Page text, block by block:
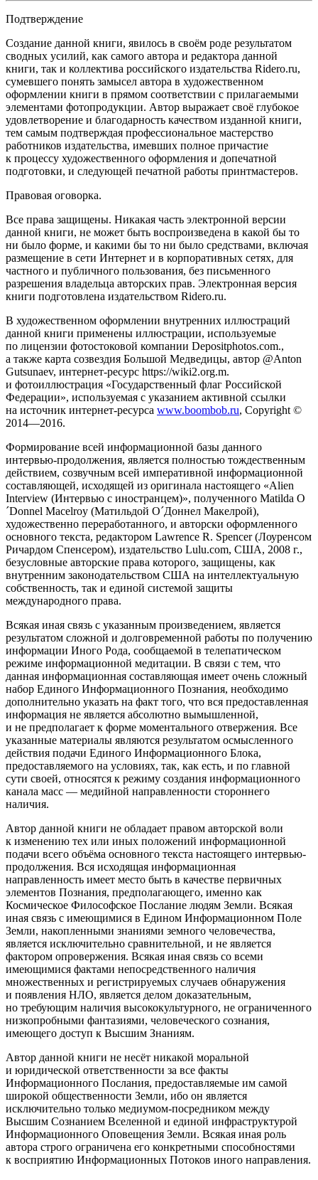
Подтверждение
Создание данной книги, явилось в своём роде результатом
сводных усилий, как самого автора и редактора данной
книги, так и коллектива российского издательства Ridero.ru,
сумевшего понять замысел автора в художественном
оформлении книги в прямом соответствии с прилагаемыми
элементами фотопродукции. Автор выражает своё глубокое
удовлетворение и благодарность качеством изданной книги,
тем самым подтверждая профессиональное мастерство
работников издательства, имевших полное причастие
к процессу художественного оформления и допечатной
подготовки, и следующей печатной работы принтмастеров.
Правовая оговорка.
Все права защищены. Никакая часть электронной версии
данной книги, не может быть воспроизведена в какой бы то
ни было форме, и какими бы то ни было средствами, включая
размещение в сети Интернет и в корпоративных сетях, для
частного и публичного пользования, без письменного
разрешения владельца авторских прав. Электронная версия
книги подготовлена издательством Ridero.ru.
В художественном оформлении внутренних иллюстраций
данной книги применены иллюстрации, используемые
по лицензии фотостоковой компании Depositphotos.com.,
а также карта созвездия Большой Медведицы, автор @Anton
Gutsunaev, интернет-ресурс https://wiki2.org.m.
и фотоиллюстрация «Государственный флаг Российской
Федерации», используемая с указанием активной ссылки
на источник интернет-ресурса www.boombob.ru, Copyright ©
2014—2016.
Формирование всей информационной базы данного
интервью-продолжения, является полностью тождественным
действием, созвучным всей императивной информационной
составляющей, исходящей из оригинала настоящего «Alien
Interview (Интервью с иностранцем)», полученного Matilda O
´Donnel Macelroy (Матильдой О´Доннел Макелрой),
художественно переработанного, и авторски оформленного
основного текста, редактором Lawrence R. Spencer (Лоуренсом
Ричардом Спенсером), издательство Lulu.com, США, 2008 г.,
безусловные авторские права которого, защищены, как
внутренним законодательством США на интеллектуальную
собственность, так и единой системой защиты
международного права.
Всякая иная связь с указанным произведением, является
результатом сложной и долговременной работы по получению
информации Иного Рода, сообщаемой в телепатическом
режиме информационной медитации. В связи с тем, что
данная информационная составляющая имеет очень сложный
набор Единого Информационного Познания, необходимо
дополнительно указать на факт того, что вся предоставленная
информация не является абсолютно вымышленной,
и не предполагает к форме моментального отвержения. Все
указанные материалы являются результатом осмысленного
действия подачи Единого Информационного Блока,
предоставляемого на условиях, так, как есть, и по главной
сути своей, относятся к режиму создания информационного
канала масс — медийной направленности стороннего
наличия.
Автор данной книги не обладает правом авторской воли
к изменению тех или иных положений информационной
подачи всего объёма основного текста настоящего интервью-
продолжения. Вся исходящая информационная
направленность имеет место быть в качестве первичных
элементов Познания, предполагающего, именно как
Космическое Философское Послание людям Земли. Всякая
иная связь с имеющимися в Едином Информационном Поле
Земли, накопленными знаниями земного человечества,
является исключительно сравнительной, и не является
фактором опровержения. Всякая иная связь со всеми
имеющимися фактами непосредственного наличия
множественных и регистрируемых случаев обнаружения
и появления НЛО, является делом доказательным,
но требующим наличия высококультурного, не ограниченного
низкопробными фантазиями, человеческого сознания,
имеющего доступ к Высшим Знаниям.
Автор данной книги не несёт никакой моральной
и юридической ответственности за все факты
Информационного Послания, предоставляемые им самой
широкой общественности Земли, ибо он является
исключительно только медиумом-посредником между
Высшим Сознанием Вселенной и единой инфраструктурой
Информационного Оповещения Земли. Всякая иная роль
автора строго ограничена его конкретными способностями
к восприятию Информационных Потоков иного направления.